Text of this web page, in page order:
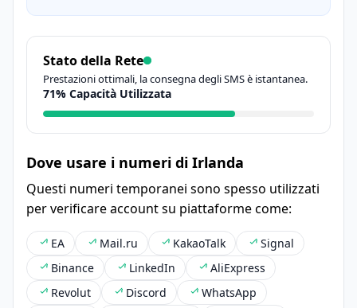
Stato della Rete
Prestazioni ottimali, la consegna degli SMS è istantanea.
71% Capacità Utilizzata
Dove usare i numeri di Irlanda
Questi numeri temporanei sono spesso utilizzati
per verificare account su piattaforme come:
EA Mail.ru KakaoTalk
Signal
Binance
LinkedIn
AliExpress
Revolut
Discord
WhatsApp